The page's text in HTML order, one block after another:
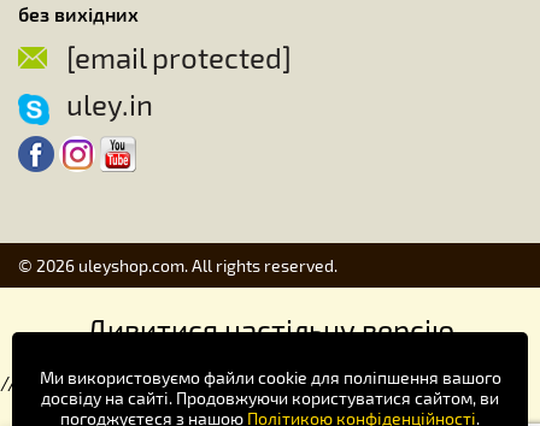
без вихідних
[email protected]
uley.in
© 2026 uleyshop.com. All rights reserved.
Ми використовуємо файли cookie для поліпшення вашого
досвіду на сайті. Продовжуючи користуватися сайтом, ви
погоджуєтеся з нашою Політикою конфіденційності.
Дивитися настільну версію
//